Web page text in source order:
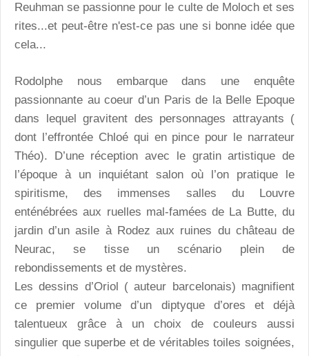
Reuhman se passionne pour le culte de Moloch et ses
rites...et peut-être n'est-ce pas une si bonne idée que
cela...
Rodolphe nous embarque dans une enquête
passionnante au coeur d’un Paris de la Belle Epoque
dans lequel gravitent des personnages attrayants (
dont l’effrontée Chloé qui en pince pour le narrateur
Théo). D’une réception avec le gratin artistique de
l’époque à un inquiétant salon où l’on pratique le
spiritisme, des immenses salles du Louvre
enténébrées aux ruelles mal-famées de La Butte, du
jardin d’un asile à Rodez aux ruines du château de
Neurac, se tisse un scénario plein de
rebondissements et de mystères.
Les dessins d’Oriol ( auteur barcelonais) magnifient
ce premier volume d’un diptyque d’ores et déjà
talentueux grâce à un choix de couleurs aussi
singulier que superbe et de véritables toiles soignées,